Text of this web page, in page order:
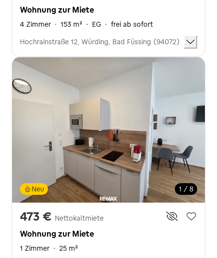
Wohnung zur Miete
4 Zimmer · 153 m² · EG · frei ab sofort
Hochrainstraße 12, Würding, Bad Füssing (94072)
1 / 8
Neu
473 € Nettokaltmiete
Wohnung zur Miete
1 Zimmer · 25 m²